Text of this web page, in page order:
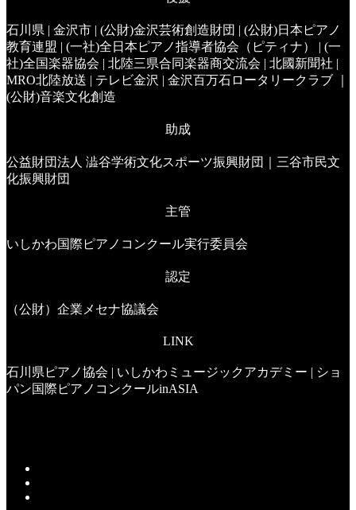
石川県 | 金沢市 | (公財)金沢芸術創造財団 | (公財)日本ピアノ
教育連盟 | (一社)全日本ピアノ指導者協会（ピティナ） | (一
社)全国楽器協会 | 北陸三県合同楽器商交流会 | 北國新聞社 |
MRO北陸放送 | テレビ金沢 | 金沢百万石ロータリークラブ ｜
(公財)音楽文化創造
助成
公益財団法人 澁谷学術文化スポーツ振興財団｜三谷市民文
化振興財団
主管
いしかわ国際ピアノコンクール実行委員会
認定
（公財）企業メセナ協議会
LINK
石川県ピアノ協会 | いしかわミュージックアカデミー | ショ
パン国際ピアノコンクールinASIA